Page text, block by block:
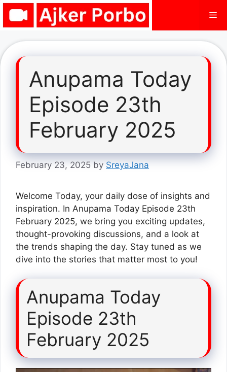
Skip
Anupama Today
Episode 23th
February 2025
February 23, 2025 by SreyaJana
Welcome Today, your daily dose of insights and
inspiration. In Anupama Today Episode 23th
February 2025, we bring you exciting updates,
thought-provoking discussions, and a look at
the trends shaping the day. Stay tuned as we
dive into the stories that matter most to you!
Anupama Today
Episode 23th
February 2025